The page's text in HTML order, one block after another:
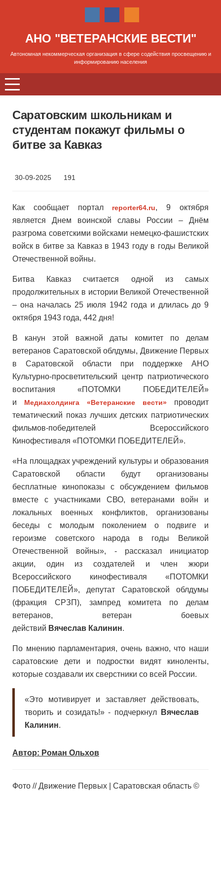
АНО "ВЕТЕРАНСКИЕ ВЕСТИ"
Автономная некоммерческая организация в сфере содействия просвещению и
информированию населения
Саратовским школьникам и
студентам покажут фильмы о
битве за Кавказ
30-09-2025 191
Как сообщает портал reporter64.ru, 9 октября
является Днем воинской славы России – Днём
разгрома советскими войсками немецко-фашистских
войск в битве за Кавказ в 1943 году в годы Великой
Отечественной войны.
Битва Кавказ считается одной из самых
продолжительных в истории Великой Отечественной
– она началась 25 июля 1942 года и длилась до 9
октября 1943 года, 442 дня!
В канун этой важной даты комитет по делам
ветеранов Саратовской облдумы, Движение Первых
в Саратовской области при поддержке АНО
Культурно-просветительский центр патриотического
воспитания «ПОТОМКИ ПОБЕДИТЕЛЕЙ»
и Медиахолдинга «Ветеранские вести» проводит
тематический показ лучших детских патриотических
фильмов-победителей Всероссийского
Кинофестиваля «ПОТОМКИ ПОБЕДИТЕЛЕЙ».
«На площадках учреждений культуры и образования
Саратовской области будут организованы
бесплатные кинопоказы с обсуждением фильмов
вместе с участниками СВО, ветеранами войн и
локальных военных конфликтов, организованы
беседы с молодым поколением о подвиге и
героизме советского народа в годы Великой
Отечественной войны», - рассказал инициатор
акции, один из создателей и член жюри
Всероссийского кинофестиваля «ПОТОМКИ
ПОБЕДИТЕЛЕЙ», депутат Саратовской облдумы
(фракция СРЗП), зампред комитета по делам
ветеранов, ветеран боевых
действий Вячеслав Калинин.
По мнению парламентария, очень важно, что наши
саратовские дети и подростки видят киноленты,
которые создавали их сверстники со всей России.
«Это мотивирует и заставляет действовать,
творить и созидать!» - подчеркнул
Вячеслав
Калинин.
Автор: Роман Ольхов
Фото // Движение Первых | Саратовская область ©